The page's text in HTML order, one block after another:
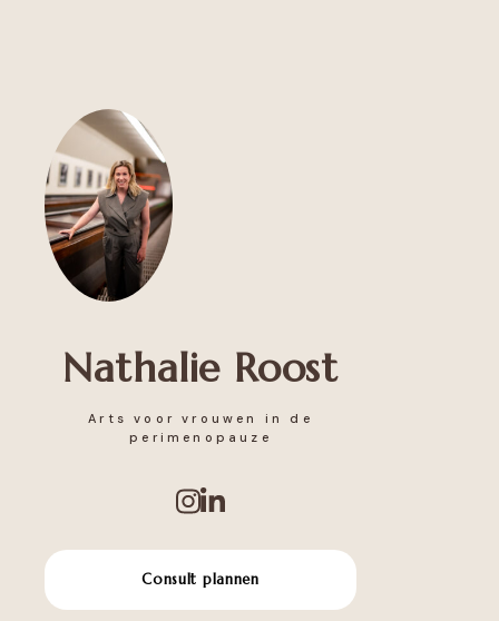
Nathalie Roost
Arts voor vrouwen in de
perimenopauze
Consult plannen